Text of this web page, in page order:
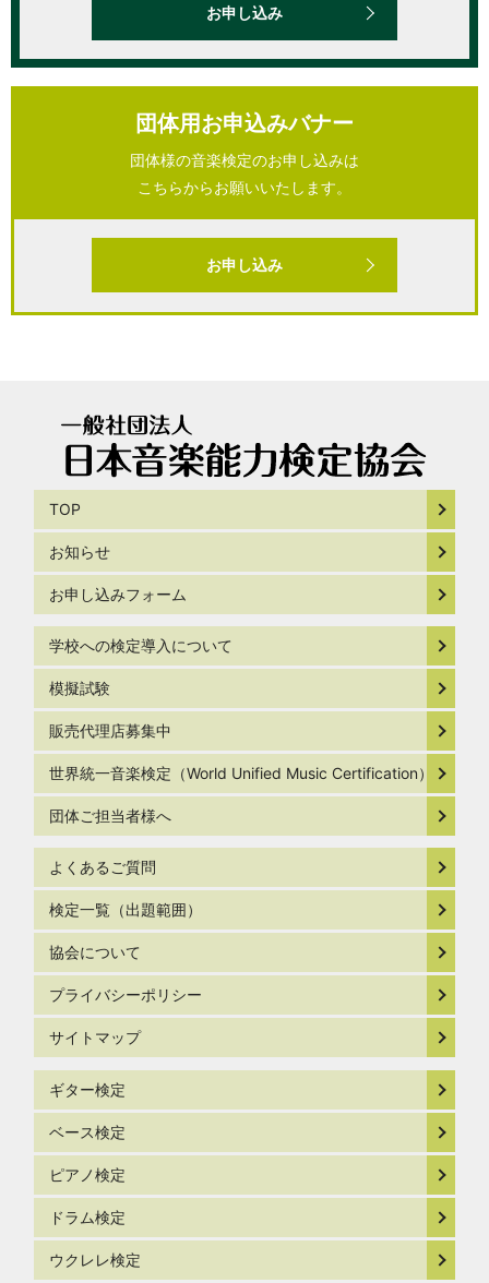
お申し込み
団体用お申込みバナー
団体様の音楽検定のお申し込みは
こちらからお願いいたします。
お申し込み
TOP
お知らせ
お申し込みフォーム
学校への検定導入について
模擬試験
販売代理店募集中
世界統一音楽検定（World Unified Music Certification）
団体ご担当者様へ
よくあるご質問
検定一覧（出題範囲）
協会について
プライバシーポリシー
サイトマップ
ギター検定
ベース検定
ピアノ検定
ドラム検定
ウクレレ検定